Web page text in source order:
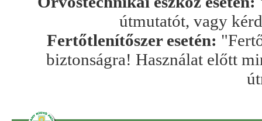
útmutatót, vagy
Fertőtlenítőszer esetén:
biztonságra! Használat előtt